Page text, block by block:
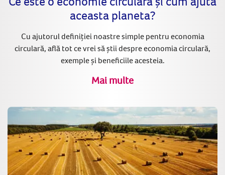
aceasta planeta?
Cu ajutorul definiției noastre simple pentru economia
circulară, află tot ce vrei să știi despre economia circulară,
exemple și beneficiile acesteia.
Mai multe